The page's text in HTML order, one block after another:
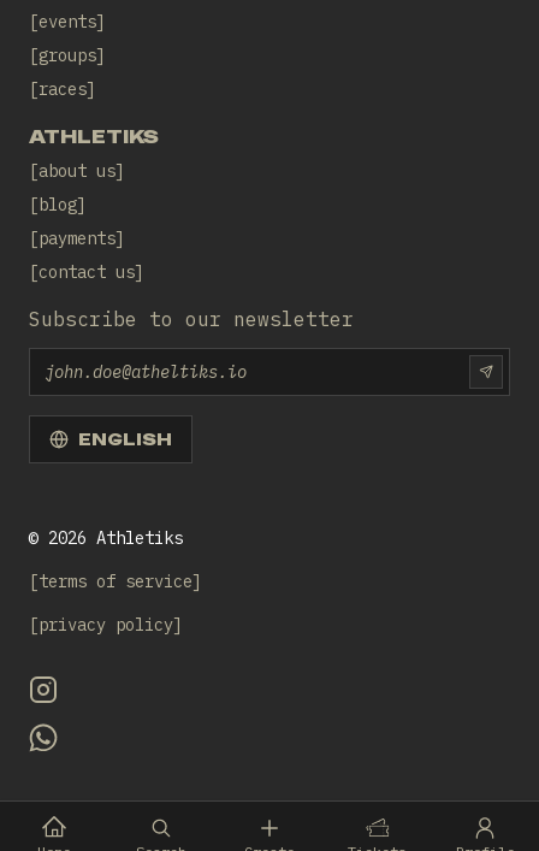
events
groups
races
ATHLETIKS
about us
blog
payments
contact us
Subscribe to our newsletter
Email
ENGLISH
© 2026 Athletiks
terms of service
privacy policy